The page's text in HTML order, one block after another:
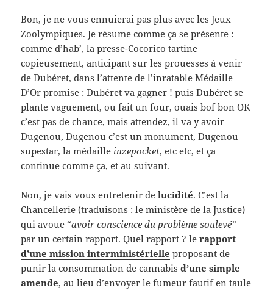
Bon, je ne vous ennuierai pas plus avec les Jeux
Zoolympiques. Je résume comme ça se présente :
comme d’hab’, la presse-Cocorico tartine
copieusement, anticipant sur les prouesses à venir
de Dubéret, dans l’attente de l’inratable Médaille
D’Or promise : Dubéret va gagner ! puis Dubéret se
plante vaguement, ou fait un four, ouais bof bon OK
c’est pas de chance, mais attendez, il va y avoir
Dugenou, Dugenou c’est un monument, Dugenou
supestar, la médaille inzepocket, etc etc, et ça
continue comme ça, et au suivant.
Non, je vais vous entretenir delucidité. C’est la
Chancellerie (traduisons : le ministère de la Justice)
qui avoue “avoir conscience du problème soulevé”
par un certain rapport. Quel rapport ? le rapport
d’une mission interministérielle proposant de
punir la consommation de cannabisd’une simple
amende, au lieu d’envoyer le fumeur fautif en taule